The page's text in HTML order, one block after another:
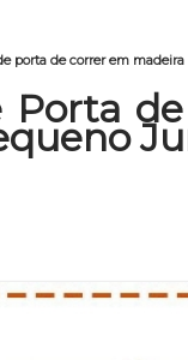
porta de correr em
Porta